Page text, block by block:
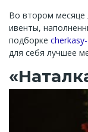
Во втором месяце
ивенты,
подборке
для себя лучшее